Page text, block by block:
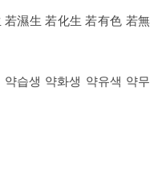
濕生 若化生 若有色 若無
습생 약화생 약유색 약무